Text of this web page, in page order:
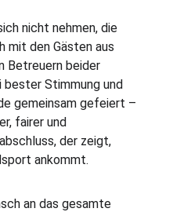
nicht nehmen, die
mit den Gästen aus
Betreuern beider
bester Stimmung und
gemeinsam gefeiert –
fairer und
der zeigt,
ankommt.
an das gesamte